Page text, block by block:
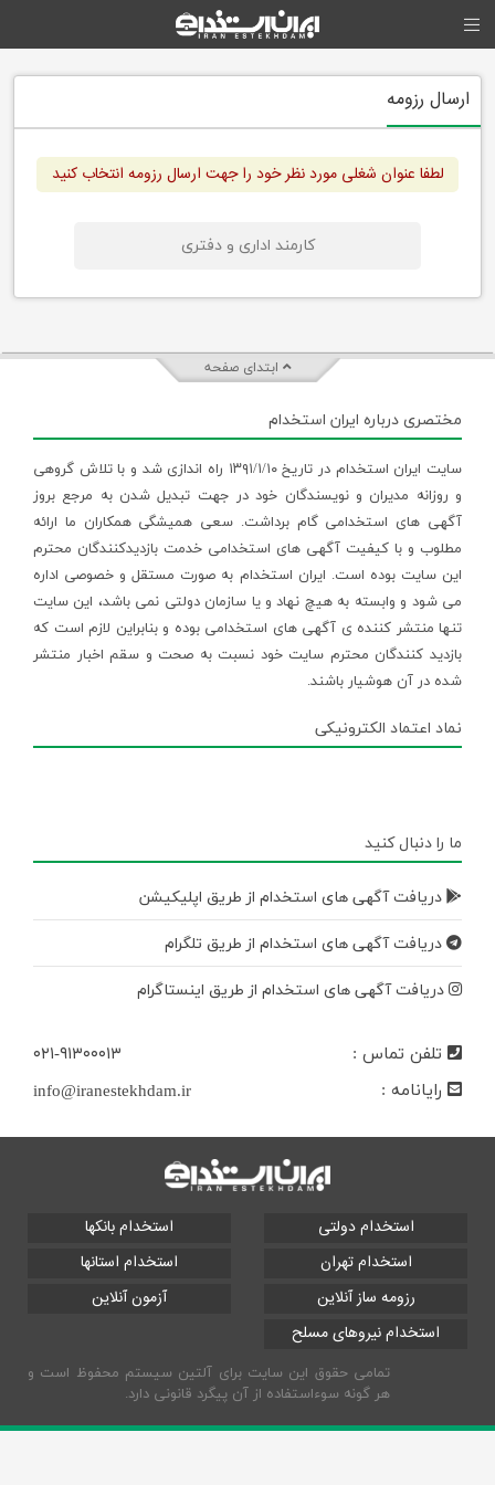
ارسال رزومه
لطفا عنوان شغلی مورد نظر خود را جهت ارسال رزومه انتخاب کنید
کارمند اداری و دفتری
ابتدای صفحه
مختصری درباره ایران استخدام
سایت ایران استخدام در تاریخ ۱۳۹۱/۱/۱۰ راه اندازی شد و با تلاش گروهی
و روزانه مدیران و نویسندگان خود در جهت تبدیل شدن به مرجع بروز
آگهی های استخدامی گام برداشت. سعی همیشگی همکاران ما ارائه
مطلوب و با کیفیت آگهی های استخدامی خدمت بازدیدکنندگان محترم
این سایت بوده است. ایران استخدام به صورت مستقل و خصوصی اداره
می شود و وابسته به هیچ نهاد و یا سازمان دولتی نمی باشد، این سایت
تنها منتشر کننده ی آگهی های استخدامی بوده و بنابراین لازم است که
بازدید کنندگان محترم سایت خود نسبت به صحت و سقم اخبار منتشر
شده در آن هوشیار باشند.
نماد اعتماد الکترونیکی
ما را دنبال کنید
دریافت آگهی های استخدام از طریق اپلیکیشن
دریافت آگهی های استخدام از طریق تلگرام
دریافت آگهی های استخدام از طریق اینستاگرام
تلفن تماس :
۰۲۱-۹۱۳۰۰۰۱۳
رایانامه :
info@iranestekhdam.ir
استخدام دولتی
استخدام بانکها
استخدام تهران
استخدام استانها
رزومه ساز آنلاین
آزمون آنلاین
استخدام نیروهای مسلح
تمامی حقوق این سایت برای آلتین سیستم محفوظ است و
هر گونه سوءاستفاده از آن پیگرد قانونی دارد.